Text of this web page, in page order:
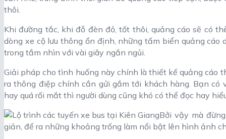
thôi.
Khi đường tắc, khi đỗ đèn đỏ, tốt thôi, quảng cáo sẽ có
dòng xe cộ lưu thông ổn định, những tấm biển quảng
trong tầm nhìn với vài giây ngắn ngủi.
Giải pháp cho tình huống này chính là thiết kế quảng cáo
ra thông điệp chính cần gửi gắm tới khách hàng. Bạn có
hay quá rối mắt thì người dùng cũng khó có thể đọc hay
Bởi vậy mà
giản, để ra những khoảng trống làm nổi bật lên hình ảnh